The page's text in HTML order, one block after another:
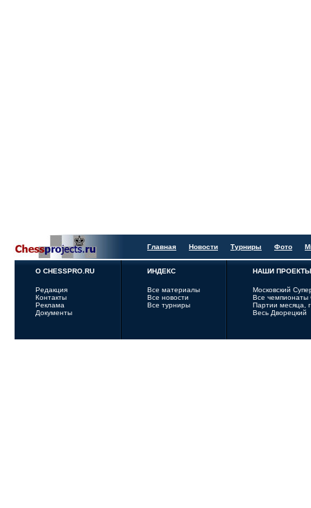
Главная Новости Турниры Фото
О CHESSPRO.RU
Редакция
Контакты
Реклама
Документы
ИНДЕКС
Все материалы
Все новости
Все турниры
НАШИ ПРОЕКТЫ
Московский
Все
Партии месяца,
Весь Дворецкий